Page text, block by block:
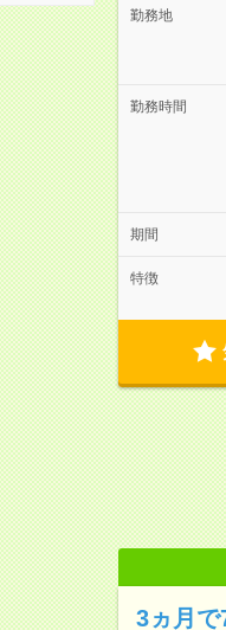
勤務地
勤務時間
期間
特徴
3ヵ月